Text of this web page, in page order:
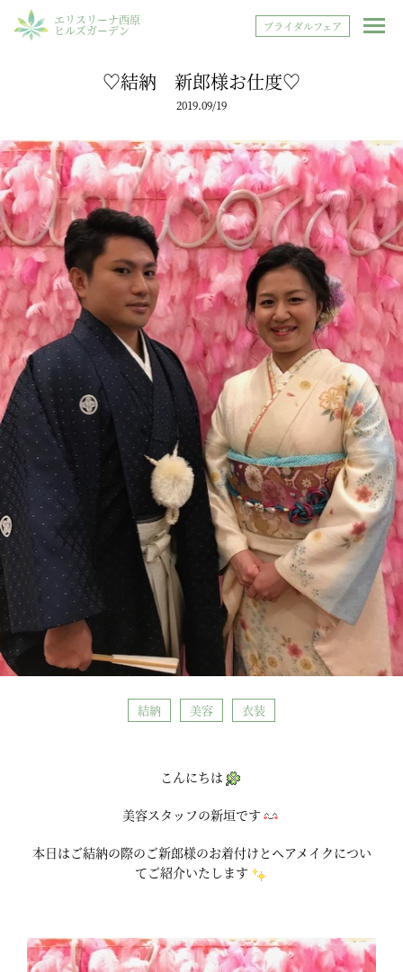
エリスリーナ西原
ヒルズガーデン ブライダルフェア
♡結納 新郎様お仕度♡
2019.09/19
結納 美容 衣装
こんにちは
美容スタッフの新垣です
本日はご結納の際のご新郎様のお着付けとヘアメイクについ
てご紹介いたします